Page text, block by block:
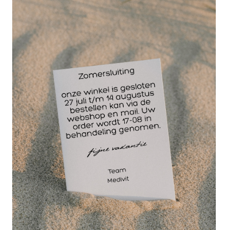
14 dagen retourgarantie
30 jaar
dé paramedisch specialist
Men hoeft de
wandelstok dan niet
neer te zetten, het
kan aan de pols
blijven hangen.
Daardoor is de stok
altijd binnen
handbereik en kan hij
ook niet vergeten worden.